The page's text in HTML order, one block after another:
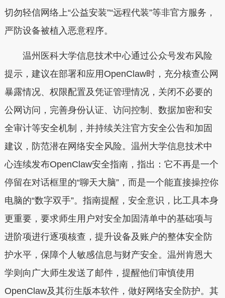
切勿轻信网络上“公益安装”“远程代装”等非官方服务，
严防设备被植入恶意程序。
温州医科大学信息技术中心通过公众号发布风险
提示，建议在部署和应用OpenClaw时，充分核查公网
暴露情况、权限配置及凭证管理情况，关闭不必要的
公网访问，完善身份认证、访问控制、数据加密和安
全审计等安全机制，并持续关注官方安全公告和加固
建议，防范潜在网络安全风险。温州大学信息技术中
心连续发布OpenClaw安全指南，指出：它不再是一个
停留在对话框里的“聊天大脑”，而是一个能直接操控你
电脑的“数字双手”。指南提醒，安全意识，比工具本身
更重要，要求师生用户对安全加固清单中的基础项与
进阶项进行逐项核查，提升设备及账户的整体安全防
护水平，保障个人敏感信息与财产安全。温州肯恩大
学则向广大师生发送了邮件，提醒他们审慎使用
OpenClaw及其衍生版本软件，做好网络安全防护。其